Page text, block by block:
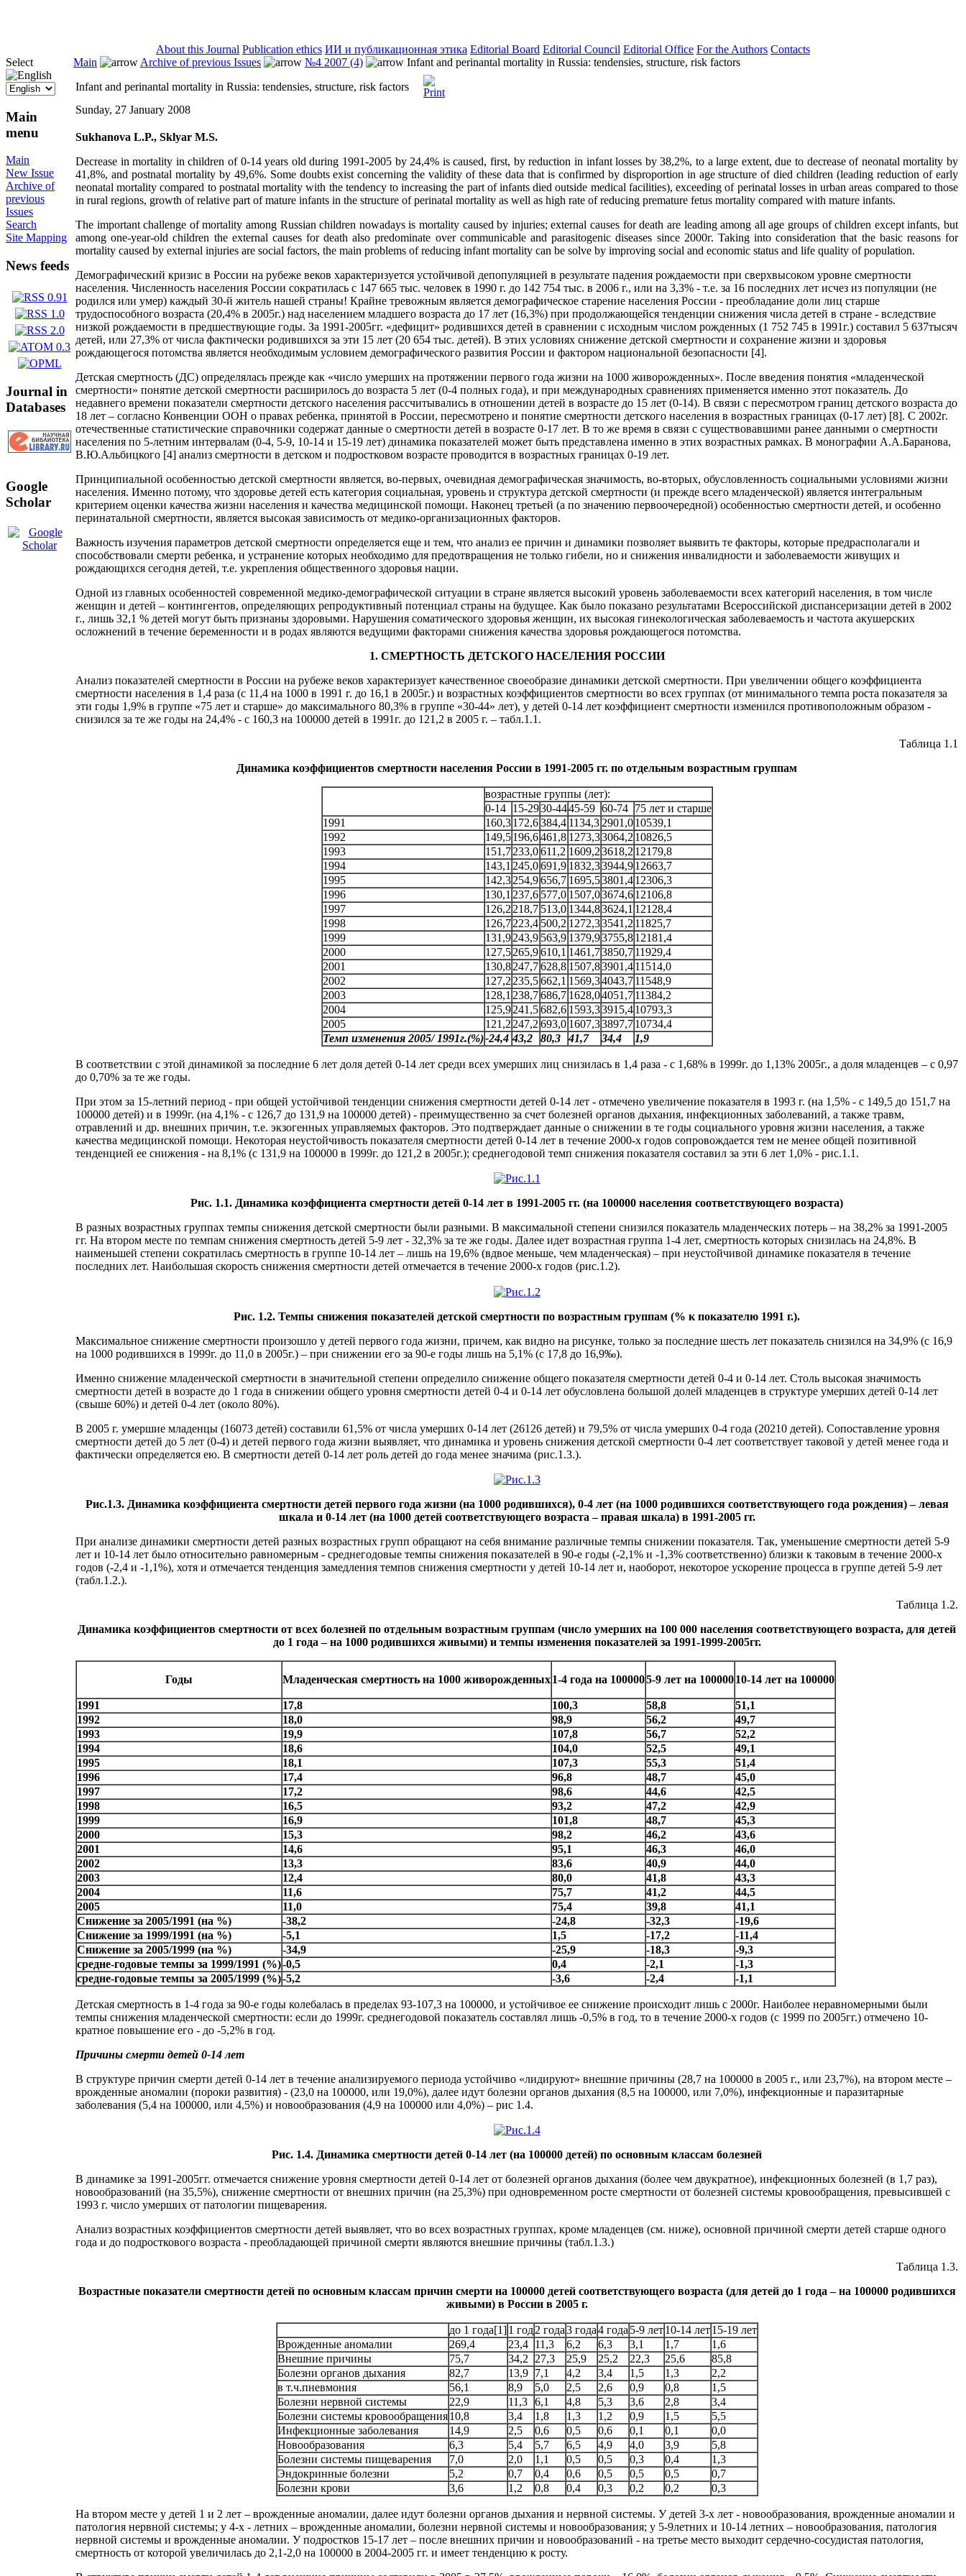
About this Journal Publication ethics ИИ и публикационная этика Editorial Board Editorial Council Editorial Office For the Authors Contacts
Select
Main
menu
Main
New Issue
Archive of
previous
Issues
Search
Site Mapping
News feeds
Journal in
Databases
Google
Scholar
Main Archive of previous Issues №4 2007 (4)
Infant and perinantal mortality in Russia: tendensies, structure, risk factors
Infant and perinantal mortality in Russia: tendensies, structure, risk factors
Sunday, 27 January 2008
Sukhanova L.P., Sklyar M.S.
Decrease in mortality in children of 0-14 years old during 1991-2005 by 24,4% is caused, first, by reduction in infant losses by 38,2%, to a large extent, due to decrease of neonatal mortality by
41,8%, and postnatal mortality by 49,6%. Some doubts exist concerning the validity of these data that is confirmed by disproportion in age structure of died children (leading reduction of early
neonatal mortality compared to postnatal mortality with the tendency to increasing the part of infants died outside medical facilities), exceeding of perinatal losses in urban areas compared to those
in rural regions, growth of relative part of mature infants in the structure of perinatal mortality as well as high rate of reducing premature fetus mortality compared with mature infants.
The important challenge of mortality among Russian children nowadays is mortality caused by injuries; external causes for death are leading among all age groups of children except infants, but
among one-year-old children the external causes for death also predominate over communicable and parasitogenic diseases since 2000г. Taking into consideration that the basic reasons for
mortality caused by external injuries are social factors, the main problems of reducing infant mortality can be solve by improving social and economic status and life quality of population.
Демографический кризис в России на рубеже веков характеризуется устойчивой депопуляцией в результате падения рождаемости при сверхвысоком уровне смертности
населения. Численность населения России сократилась с 147 665 тыс. человек в 1990 г. до 142 754 тыс. в 2006 г., или на 3,3% - т.е. за 16 последних лет исчез из популяции (не
родился или умер) каждый 30-й житель нашей страны! Крайне тревожным является демографическое старение населения России - преобладание доли лиц старше
трудоспособного возраста (20,4% в 2005г.) над населением младшего возраста до 17 лет (16,3%) при продолжающейся тенденции снижения числа детей в стране - вследствие
низкой рождаемости в предшествующие годы. За 1991-2005гг. «дефицит» родившихся детей в сравнении с исходным числом рожденных (1 752 745 в 1991г.) составил 5 637тысяч
детей, или 27,3% от числа фактически родившихся за эти 15 лет (20 654 тыс. детей). В этих условиях снижение детской смертности и сохранение жизни и здоровья
рождающегося потомства является необходимым условием демографического развития России и фактором национальной безопасности [4].
Детская смертность (ДС) определялась прежде как «число умерших на протяжении первого года жизни на 1000 живорожденных». После введения понятия «младенческой
смертности» понятие детской смертности расширилось до возраста 5 лет (0-4 полных года), и при международных сравнениях применяется именно этот показатель. До
недавнего времени показатели смертности детского населения рассчитывались в отношении детей в возрасте до 15 лет (0-14). В связи с пересмотром границ детского возраста до
18 лет – согласно Конвенции ООН о правах ребенка, принятой в России, пересмотрено и понятие смертности детского населения в возрастных границах (0-17 лет) [8]. С 2002г.
отечественные статистические справочники содержат данные о смертности детей в возрасте 0-17 лет. В то же время в связи с существовавшими ранее данными о смертности
населения по 5-летним интервалам (0-4, 5-9, 10-14 и 15-19 лет) динамика показателей может быть представлена именно в этих возрастных рамках. В монографии А.А.Баранова,
В.Ю.Альбицкого [4] анализ смертности в детском и подростковом возрасте проводится в возрастных границах 0-19 лет.
Принципиальной особенностью детской смертности является, во-первых, очевидная демографическая значимость, во-вторых, обусловленность социальными условиями жизни
населения. Именно потому, что здоровье детей есть категория социальная, уровень и структура детской смертности (и прежде всего младенческой) является интегральным
критерием оценки качества жизни населения и качества медицинской помощи. Наконец третьей (а по значению первоочередной) особенностью смертности детей, и особенно
перинатальной смертности, является высокая зависимость от медико-организационных факторов.
Важность изучения параметров детской смертности определяется еще и тем, что анализ ее причин и динамики позволяет выявить те факторы, которые предрасполагали и
способствовали смерти ребенка, и устранение которых необходимо для предотвращения не только гибели, но и снижения инвалидности и заболеваемости живущих и
рождающихся сегодня детей, т.е. укрепления общественного здоровья нации.
Одной из главных особенностей современной медико-демографической ситуации в стране является высокий уровень заболеваемости всех категорий населения, в том числе
женщин и детей – контингентов, определяющих репродуктивный потенциал страны на будущее. Как было показано результатами Всероссийской диспансеризации детей в 2002
г., лишь 32,1 % детей могут быть признаны здоровыми. Нарушения соматического здоровья женщин, их высокая гинекологическая заболеваемость и частота акушерских
осложнений в течение беременности и в родах являются ведущими факторами снижения качества здоровья рождающегося потомства.
1. СМЕРТНОСТЬ ДЕТСКОГО НАСЕЛЕНИЯ РОССИИ
Анализ показателей смертности в России на рубеже веков характеризует качественное своеобразие динамики детской смертности. При увеличении общего коэффициента
смертности населения в 1,4 раза (с 11,4 на 1000 в 1991 г. до 16,1 в 2005г.) и возрастных коэффициентов смертности во всех группах (от минимального темпа роста показателя за
эти годы 1,9% в группе «75 лет и старше» до максимального 80,3% в группе «30-44» лет), у детей 0-14 лет коэффициент смертности изменился противоположным образом -
снизился за те же годы на 24,4% - с 160,3 на 100000 детей в 1991г. до 121,2 в 2005 г. – табл.1.1.
Таблица 1.1
Динамика коэффициентов смертности населения России в 1991-2005 гг. по отдельным возрастным группам
возрастные группы (лет):
0-14
15-2930-4445-59 60-74
75 лет и старше
1991
160,3 172,6 384,4 1134,3 2901,0 10539,1
1992
149,5 196,6 461,8 1273,33064,2 10826,5
1993
151,7 233,0 611,2 1609,23618,2 12179,8
1994
143,1 245,0 691,9 1832,33944,9 12663,7
1995
142,3 254,9 656,7 1695,53801,4 12306,3
1996
130,1 237,6 577,0 1507,03674,6 12106,8
1997
126,2 218,7 513,0 1344,83624,1 12128,4
1998
126,7 223,4 500,2 1272,33541,2 11825,7
1999
131,9 243,9 563,9 1379,93755,8 12181,4
2000
127,5 265,9 610,1 1461,73850,7 11929,4
2001
130,8 247,7 628,8 1507,83901,4 11514,0
2002
127,2 235,5 662,1 1569,34043,7 11548,9
2003
128,1 238,7 686,7 1628,04051,7 11384,2
2004
125,9 241,5 682,6 1593,33915,4 10793,3
2005
121,2 247,2 693,0 1607,33897,7 10734,4
Темп изменения 2005/ 1991г.(%)-24,4 43,2 80,3 41,7 34,4 1,9
В соответствии с этой динамикой за последние 6 лет доля детей 0-14 лет среди всех умерших лиц снизилась в 1,4 раза - с 1,68% в 1999г. до 1,13% 2005г., а доля младенцев – с 0,97
до 0,70% за те же годы.
При этом за 15-летний период - при общей устойчивой тенденции снижения смертности детей 0-14 лет - отмечено увеличение показателя в 1993 г. (на 1,5% - с 149,5 до 151,7 на
100000 детей) и в 1999г. (на 4,1% - с 126,7 до 131,9 на 100000 детей) - преимущественно за счет болезней органов дыхания, инфекционных заболеваний, а также травм,
отравлений и др. внешних причин, т.е. экзогенных управляемых факторов. Это подтверждает данные о снижении в те годы социального уровня жизни населения, а также
качества медицинской помощи. Некоторая неустойчивость показателя смертности детей 0-14 лет в течение 2000-х годов сопровождается тем не менее общей позитивной
тенденцией ее снижения - на 8,1% (с 131,9 на 100000 в 1999г. до 121,2 в 2005г.); среднегодовой темп снижения показателя составил за эти 6 лет 1,0% - рис.1.1.
Рис. 1.1. Динамика коэффициента смертности детей 0-14 лет в 1991-2005 гг. (на 100000 населения соответствующего возраста)
В разных возрастных группах темпы снижения детской смертности были разными. В максимальной степени снизился показатель младенческих потерь – на 38,2% за 1991-2005
гг. На втором месте по темпам снижения смертность детей 5-9 лет - 32,3% за те же годы. Далее идет возрастная группа 1-4 лет, смертность которых снизилась на 24,8%. В
наименьшей степени сократилась смертность в группе 10-14 лет – лишь на 19,6% (вдвое меньше, чем младенческая) – при неустойчивой динамике показателя в течение
последних лет. Наибольшая скорость снижения смертности детей отмечается в течение 2000-х годов (рис.1.2).
Рис. 1.2. Темпы снижения показателей детской смертности по возрастным группам (% к показателю 1991 г.).
Максимальное снижение смертности произошло у детей первого года жизни, причем, как видно на рисунке, только за последние шесть лет показатель снизился на 34,9% (с 16,9
на 1000 родившихся в 1999г. до 11,0 в 2005г.) – при снижении его за 90-е годы лишь на 5,1% (с 17,8 до 16,9‰).
Именно снижение младенческой смертности в значительной степени определило снижение общего показателя смертности детей 0-4 и 0-14 лет. Столь высокая значимость
смертности детей в возрасте до 1 года в снижении общего уровня смертности детей 0-4 и 0-14 лет обусловлена большой долей младенцев в структуре умерших детей 0-14 лет
(свыше 60%) и детей 0-4 лет (около 80%).
В 2005 г. умершие младенцы (16073 детей) составили 61,5% от числа умерших 0-14 лет (26126 детей) и 79,5% от числа умерших 0-4 года (20210 детей). Сопоставление уровня
смертности детей до 5 лет (0-4) и детей первого года жизни выявляет, что динамика и уровень снижения детской смертности 0-4 лет соответствует таковой у детей менее года и
фактически определяется ею. В смертности детей 0-14 лет роль детей до года менее значима (рис.1.3.).
Рис.1.3. Динамика коэффициента смертности детей первого года жизни (на 1000 родившихся), 0-4 лет (на 1000 родившихся соответствующего года рождения) – левая
шкала и 0-14 лет (на 1000 детей соответствующего возраста – правая шкала) в 1991-2005 гг.
При анализе динамики смертности детей разных возрастных групп обращают на себя внимание различные темпы снижении показателя. Так, уменьшение смертности детей 5-9
лет и 10-14 лет было относительно равномерным - среднегодовые темпы снижения показателей в 90-е годы (-2,1% и -1,3% соответственно) близки к таковым в течение 2000-х
годов (-2,4 и -1,1%), хотя и отмечается тенденция замедления темпов снижения смертности у детей 10-14 лет и, наоборот, некоторое ускорение процесса в группе детей 5-9 лет
(табл.1.2.).
Таблица 1.2.
Динамика коэффициентов смертности от всех болезней по отдельным возрастным группам (число умерших на 100 000 населения соответствующего возраста, для детей
до 1 года – на 1000 родившихся живыми) и темпы изменения показателей за 1991-1999-2005гг.
Годы Младенческая смертность на 1000 живорожденных1-4 года на 1000005-9 лет на 10000010-14 лет на 100000
1991 17,8 100,3 58,8
51,1
1992
18,0 98,9 56,2
49,7
1993
19,9 107,8 56,7
52,2
1994
18,6 104,0 52,5
49,1
1995
18,1 107,3 55,3
51,4
1996
17,4 96,8 48,7
45,0
1997
17,2 98,6 44,6
42,5
1998
16,5 93,2 47,2
42,9
1999
16,9 101,8 48,7
45,3
2000
15,3 98,2 46,2
43,6
2001
14,6 95,1 46,3
46,0
2002
13,3 83,6 40,9
44,0
2003
12,4 80,0 41,8
43,3
2004
11,6 75,7 41,2
44,5
2005
11,0 75,4 39,8
41,1
Снижение за 2005/1991 (на %)
-38,2 -24,8 -32,3
-19,6
Снижение за 1999/1991 (на %)
-5,1 1,5 -17,2
-11,4
Снижение за 2005/1999 (на %)
-34,9 -25,9 -18,3
-9,3
средне-годовые темпы за 1999/1991 (%)-0,5 0,4 -2,1
-1,3
средне-годовые темпы за 2005/1999 (%)-5,2 -3,6 -2,4 -1,1
Детская смертность в 1-4 года за 90-е годы колебалась в пределах 93-107,3 на 100000, и устойчивое ее снижение происходит лишь с 2000г. Наиболее неравномерными были
темпы снижения младенческой смертности: если до 1999г. среднегодовой показатель составлял лишь -0,5% в год, то в течение 2000-х годов (с 1999 по 2005гг.) отмечено 10-
кратное повышение его - до -5,2% в год.
Причины смерти детей 0-14 лет
В структуре причин смерти детей 0-14 лет в течение анализируемого периода устойчиво «лидируют» внешние причины (28,7 на 100000 в 2005 г., или 23,7%), на втором месте –
врожденные аномалии (пороки развития) - (23,0 на 100000, или 19,0%), далее идут болезни органов дыхания (8,5 на 100000, или 7,0%), инфекционные и паразитарные
заболевания (5,4 на 100000, или 4,5%) и новообразования (4,9 на 100000 или 4,0%) – рис 1.4.
Рис. 1.4. Динамика смертности детей 0-14 лет (на 100000 детей) по основным классам болезней
В динамике за 1991-2005гг. отмечается снижение уровня смертности детей 0-14 лет от болезней органов дыхания (более чем двукратное), инфекционных болезней (в 1,7 раз),
новообразований (на 35,5%), снижение смертности от внешних причин (на 25,3%) при одновременном росте смертности от болезней системы кровообращения, превысившей с
1993 г. число умерших от патологии пищеварения.
Анализ возрастных коэффициентов смертности детей выявляет, что во всех возрастных группах, кроме младенцев (см. ниже), основной причиной смерти детей старше одного
года и до подросткового возраста - преобладающей причиной смерти являются внешние причины (табл.1.3.)
Таблица 1.3.
Возрастные показатели смертности детей по основным классам причин смерти на 100000 детей соответствующего возраста (для детей до 1 года – на 100000 родившихся
живыми) в России в 2005 г.
до 1 года[1] 1 год 2 года3 года4 года 5-9 лет 10-14 лет 15-19 лет
Врожденные аномалии
269,4 23,4 11,3 6,2 6,3 3,1 1,7
1,6
Внешние причины
75,7 34,2 27,3 25,9 25,2 22,3 25,6
85,8
Болезни органов дыхания
82,7 13,9 7,1 4,2 3,4 1,5 1,3
2,2
в т.ч.пневмония
56,1 8,9 5,0 2,5 2,6 0,9 0,8
1,5
Болезни нервной системы
22,9 11,3 6,1 4,8 5,3 3,6 2,8
3,4
Болезни системы кровообращения 10,8 3,4 1,8 1,3 1,2 0,9 1,5
5,5
Инфекционные заболевания
14,9 2,5 0,6 0,5 0,6 0,1 0,1
0,0
Новообразования
6,3 5,4 5,7 6,5 4,9 4,0 3,9
5,8
Болезни системы пищеварения
7,0 2,0 1,1 0,5 0,5 0,3 0,4
1,3
Эндокринные болезни
5,2 0,7 0,4 0,6 0,5 0,5 0,5
0,7
Болезни крови
3,6 1,2 0,8 0,4 0,3 0,2 0,2 0,3
На втором месте у детей 1 и 2 лет – врожденные аномалии, далее идут болезни органов дыхания и нервной системы. У детей 3-х лет - новообразования, врожденные аномалии и
патология нервной системы; у 4-х - летних – врожденные аномалии, болезни нервной системы и новообразования; у 5-9летних и 10-14 летних – новообразования, патология
нервной системы и врожденные аномалии. У подростков 15-17 лет – после внешних причин и новообразований - на третье место выходит сердечно-сосудистая патология,
смертность от которой увеличилась до 2,1-2,0 на 100000 в 2004-2005 гг. и имеет тенденцию к росту.